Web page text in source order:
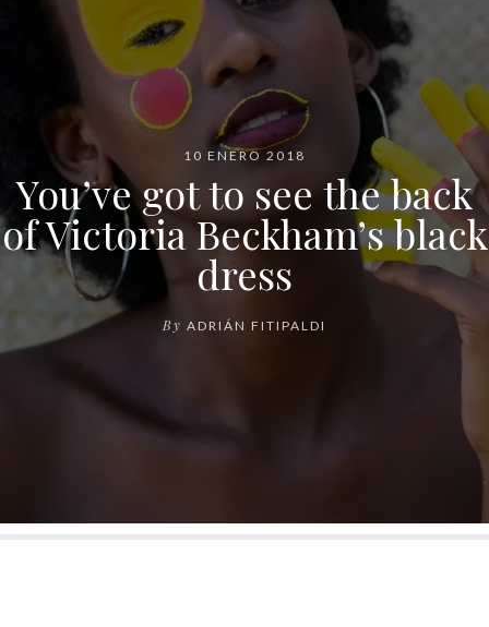
10 ENERO 2018
You’ve got to see the back
of Victoria Beckham’s black
dress
By ADRIÁN FITIPALDI